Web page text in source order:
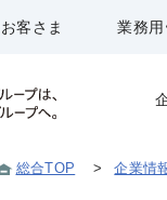
客さま 業務用
総合TOP > 企業情